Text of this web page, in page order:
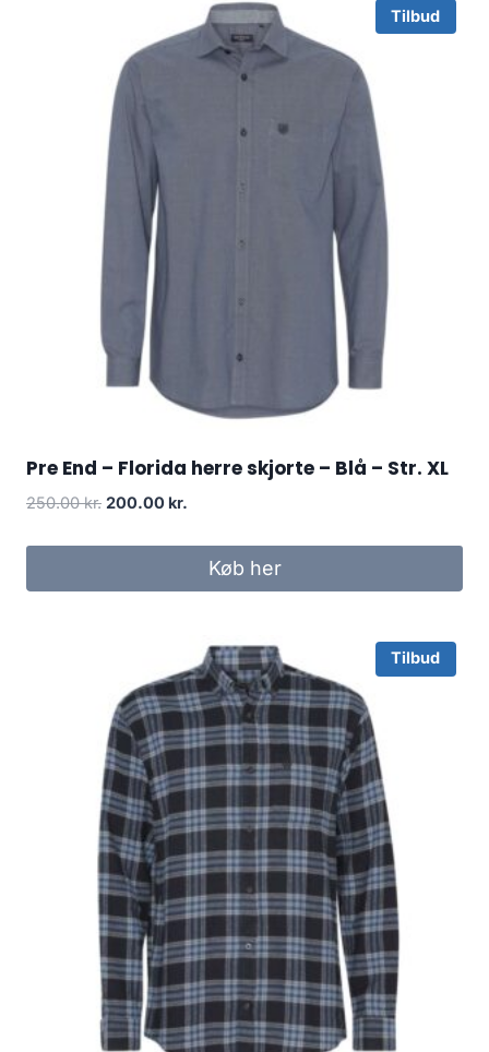
Tilbud
Pre End – Florida herre skjorte – Blå – Str. XL
250.00kr. Original
was:
200.00 kr.
is:
200.00 kr..
Køb her
Tilbud